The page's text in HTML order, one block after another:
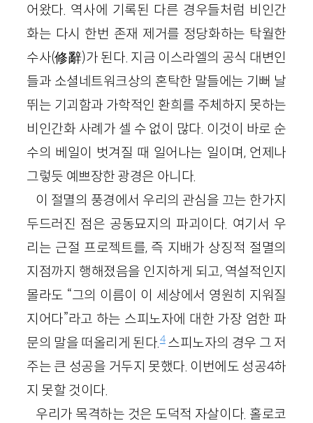
어왔다. 역사에 기록된 다른 경우들처럼 비인간
화는 다시 한번 존재 제거를 정당화하는 탁월한
수사(修辭)가 된다. 지금 이스라엘의 공식 대변인
들과 소셜네트워크상의 혼탁한 말들에는 기뻐 날
뛰는 기괴함과 가학적인 환희를 주체하지 못하는
비인간화 사례가 셀 수 없이 많다. 이것이 바로 순
수의 베일이 벗겨질 때 일어나는 일이며, 언제나
그렇듯 예쁘장한 광경은 아니다.
이 절멸의 풍경에서 우리의 관심을 끄는 한가지
두드러진 점은 공동묘지의 파괴이다. 여기서 우
리는 근절 프로젝트를, 즉 지배가 상징적 절멸의
지점까지 행해졌음을 인지하게 되고, 역설적인지
몰라도 “그의 이름이 이 세상에서 영원히 지워질
지어다”라고 하는 스피노자에 대한 가장 엄한 파
문의 말을 떠올리게 된다.4스피노자의 경우 그 저
주는 큰 성공을 거두지 못했다. 이번에도 성공4하
지 못할 것이다.
우리가 목격하는 것은 도덕적 자살이다. 홀로코